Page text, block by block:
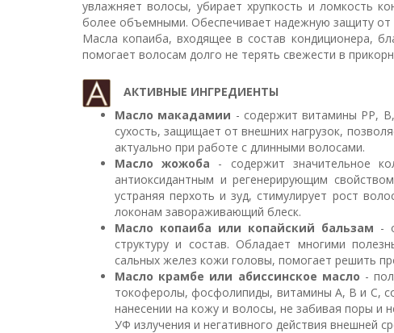
увлажняет волосы, убирает хрупкость и ломкость
более объемными. Обеспечивает надежную защиту от
Масла копаиба, входящее в состав кондиционера,
помогает волосам долго не терять свежести в
АКТИВНЫЕ ИНГРЕДИЕНТЫ
Масло макадамии - содержит витамины РР,
сухость, защищает от внешних нагрузок,
актуально при работе с длинными волосами.
Масло жожоба - содержит значительное
антиоксидантным и регенерирующим
устраняя перхоть и зуд, стимулирует рост
локонам завораживающий блеск.
Масло копаиба или копайский бальзам -
структуру и состав. Обладает многими
сальных желез кожи головы, помогает решить
Масло крамбе или абиссинское масло -
токоферолы, фосфолипиды, витамины А, В и С,
нанесении на кожу и волосы, не забивая поры и
УФ излучения и негативного действия внешней